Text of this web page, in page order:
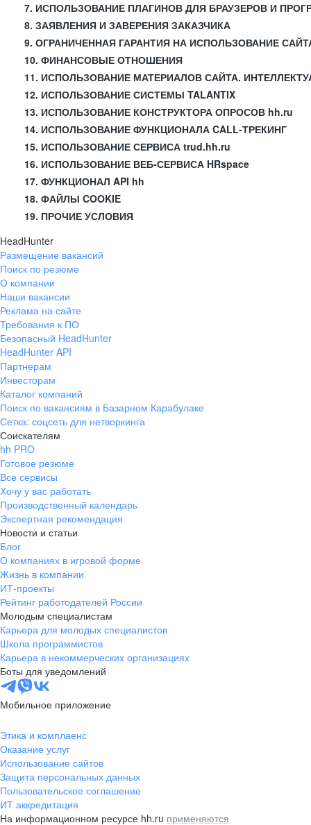
7. ИСПОЛЬЗОВАНИЕ ПЛАГИНОВ ДЛЯ БРАУЗЕРОВ И
8. ЗАЯВЛЕНИЯ И ЗАВЕРЕНИЯ ЗАКАЗЧИКА
9. ОГРАНИЧЕННАЯ ГАРАНТИЯ НА ИСПОЛЬЗОВАНИЕ
10. ФИНАНСОВЫЕ ОТНОШЕНИЯ
11. ИСПОЛЬЗОВАНИЕ МАТЕРИАЛОВ САЙТА.
12. ИСПОЛЬЗОВАНИЕ СИСТЕМЫ TALANTIX
13. ИСПОЛЬЗОВАНИЕ КОНСТРУКТОРА ОПРОСОВ hh.ru
14. ИСПОЛЬЗОВАНИЕ ФУНКЦИОНАЛА CALL-ТРЕКИНГ
15. ИСПОЛЬЗОВАНИЕ СЕРВИСА trud.hh.ru
16. ИСПОЛЬЗОВАНИЕ ВЕБ-СЕРВИСА HRspace
17. ФУНКЦИОНАЛ API hh
18. ФАЙЛЫ COOKIE
19. ПРОЧИЕ УСЛОВИЯ
HeadHunter
Размещение вакансий
Поиск по резюме
О компании
Наши вакансии
Реклама на сайте
Требования к ПО
Безопасный HeadHunter
HeadHunter API
Партнерам
Инвесторам
Каталог компаний
Поиск по вакансиям в Базарном Карабулаке
Сетка: соцсеть для нетворкинга
Соискателям
hh PRO
Готовое резюме
Все сервисы
Хочу у вас работать
Производственный календарь
Экспертная рекомендация
Новости и статьи
Блог
О компаниях в игровой форме
Жизнь в компании
ИТ-проекты
Рейтинг работодателей России
Молодым специалистам
Карьера для молодых специалистов
Школа программистов
Карьера в некоммерческих организациях
Боты для уведомлений
Мобильное приложение
Этика и комплаенс
Оказание услуг
Использование сайтов
Защита персональных данных
Пользовательское соглашение
ИТ аккредитация
На информационном ресурсе hh.ru применяются